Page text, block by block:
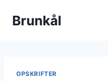
Brunkål
OPSKRIFTER